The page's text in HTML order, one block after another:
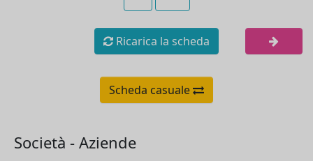
Ricarica la scheda
Scheda casuale
Società - Aziende